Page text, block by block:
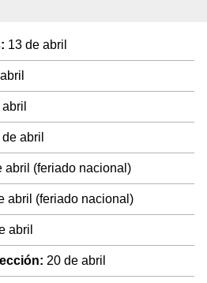
13 de abril
de abril
abril (feriado nacional)
abril (feriado nacional)
abril​
20 de abril​